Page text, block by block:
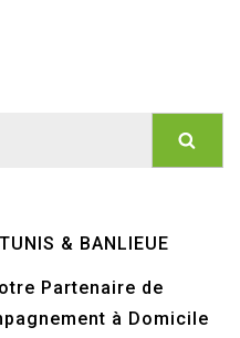
& BANLIEUE
Partenaire de
à Domicile